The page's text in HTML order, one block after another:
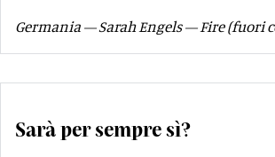
Germania — Sarah Engels — Fire (fuori
Sarà per sempre sì?